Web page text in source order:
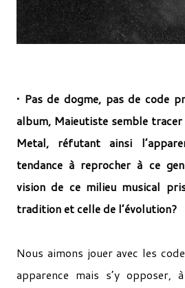
• Pas de dogme, pas de code
album, Maieutiste semble
Metal, réfutant ainsi
tendance à reprocher à ce
vision de ce milieu musical
tradition et celle de l’évolution?
Nous aimons jouer avec les
apparence mais s’y opposer,